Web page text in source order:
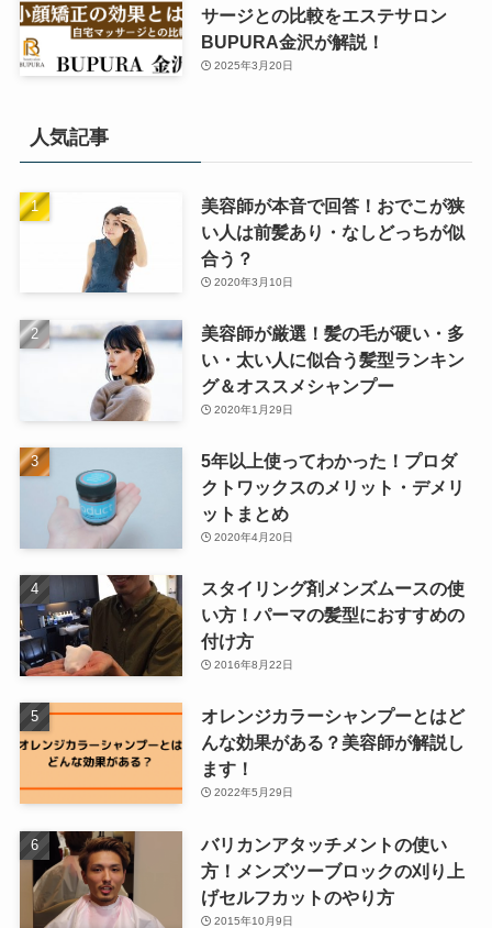
サージとの比較をエステサロン
BUPURA金沢が解説！
2025年3月20日
人気記事
美容師が本音で回答！おでこが狭
い人は前髪あり・なしどっちが似
合う？
2020年3月10日
美容師が厳選！髪の毛が硬い・多
い・太い人に似合う髪型ランキン
グ＆オススメシャンプー
2020年1月29日
5年以上使ってわかった！プロダ
クトワックスのメリット・デメリ
ットまとめ
2020年4月20日
スタイリング剤メンズムースの使
い方！パーマの髪型におすすめの
付け方
2016年8月22日
オレンジカラーシャンプーとはど
んな効果がある？美容師が解説し
ます！
2022年5月29日
バリカンアタッチメントの使い
方！メンズツーブロックの刈り上
げセルフカットのやり方
2015年10月9日